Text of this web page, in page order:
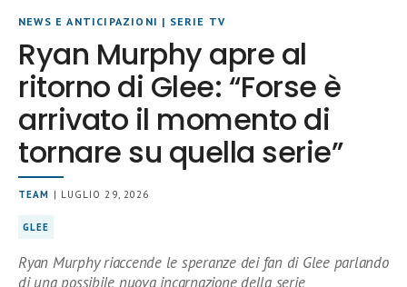
NEWS E ANTICIPAZIONI | SERIE TV
Ryan Murphy apre al
ritorno di Glee: “Forse è
arrivato il momento di
tornare su quella serie”
TEAM | LUGLIO 29, 2026
GLEE
Ryan Murphy riaccende le speranze dei fan di Glee parlando
di una possibile nuova incarnazione della serie